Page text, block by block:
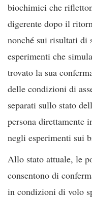
biochimici che
digerente dopo il
nonché sui risultati di
esperimenti che
trovato la sua
delle condizioni di
separati sullo stato
persona direttamente
negli esperimenti sui
Allo stato attuale, le
consentono di
in condizioni di volo